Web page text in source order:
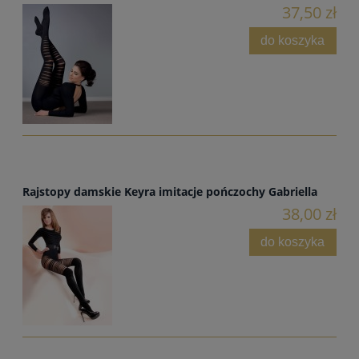
37,50 zł
do koszyka
Rajstopy damskie Keyra imitacje pończochy Gabriella
38,00 zł
do koszyka